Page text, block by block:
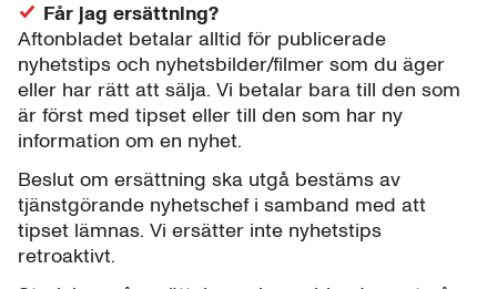
Får jag ersättning?
Aftonbladet betalar alltid för publicerade
nyhetstips och nyhetsbilder/filmer som du äger
eller har rätt att sälja. Vi betalar bara till den som
är först med tipset eller till den som har ny
information om en nyhet.
Beslut om ersättning ska utgå bestäms av
tjänstgörande nyhetschef i samband med att
tipset lämnas. Vi ersätter inte nyhetstips
retroaktivt.